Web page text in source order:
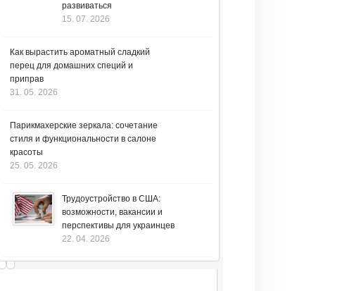
развиваться
15. 07. 2026
Как вырастить ароматный сладкий
перец для домашних специй и
приправ
31. 05. 2026
Парикмахерские зеркала: сочетание
стиля и функциональности в салоне
красоты
25. 05. 2026
Трудоустройство в США:
возможности, вакансии и
перспективы для украинцев
22. 04. 2026